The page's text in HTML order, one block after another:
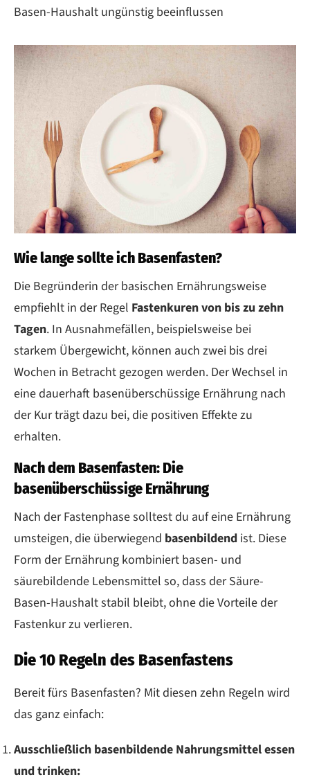
Basen-Haushalt ungünstig beeinflussen
Wie lange sollte ich Basenfasten?
Die Begründerin der basischen Ernährungsweise
empfiehlt in der Regel Fastenkuren von bis zu zehn
Tagen. In Ausnahmefällen, beispielsweise bei
starkem Übergewicht, können auch zwei bis drei
Wochen in Betracht gezogen werden. Der Wechsel in
eine dauerhaft basenüberschüssige Ernährung nach
der Kur trägt dazu bei, die positiven Effekte zu
erhalten.
Nach dem Basenfasten: Die
basenüberschüssige Ernährung
Nach der Fastenphase solltest du auf eine Ernährung
umsteigen, die überwiegend basenbildend ist. Diese
Form der Ernährung kombiniert basen- und
säurebildende Lebensmittel so, dass der Säure-
Basen-Haushalt stabil bleibt, ohne die Vorteile der
Fastenkur zu verlieren.
Die 10 Regeln des Basenfastens
Bereit fürs Basenfasten? Mit diesen zehn Regeln wird
das ganz einfach:
Ausschließlich basenbildende Nahrungsmittel essen
und trinken: